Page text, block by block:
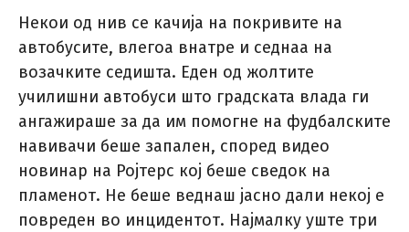
Некои од нив се качија на покривите на
автобусите, влегоа внатре и седнаа на
возачките седишта. Еден од жолтите
училишни автобуси што градската влада ги
ангажираше за да им помогне на фудбалските
навивачи беше запален, според видео
новинар на Ројтерс кој беше сведок на
пламенот. Не беше веднаш јасно дали некој е
повреден во инцидентот. Најмалку уште три